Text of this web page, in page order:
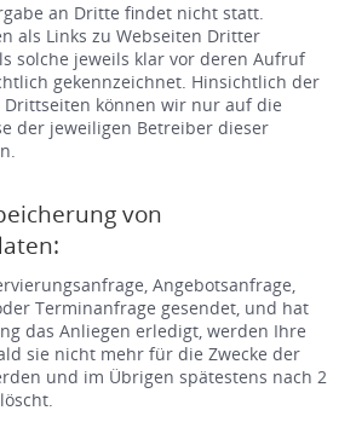
an Dritte findet nicht statt.
als Links zu Webseiten Dritter
solche jeweils klar vor deren Aufruf
gekennzeichnet. Hinsichtlich der
können wir nur auf die
der jeweiligen Betreiber dieser
von
Angebotsanfrage,
Terminanfrage gesendet, und hat
das Anliegen erledigt, werden Ihre
sie nicht mehr für die Zwecke der
und im Übrigen spätestens nach 2